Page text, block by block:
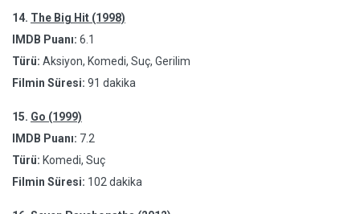
14. The Big Hit (1998)
IMDB Puanı: 6.1
Türü: Aksiyon, Komedi, Suç, Gerilim
Filmin Süresi: 91 dakika
15. Go (1999)
IMDB Puanı: 7.2
Türü: Komedi, Suç
Filmin Süresi: 102 dakika